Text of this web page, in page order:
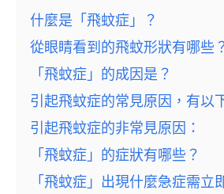
什麼是「飛蚊症」？
從眼睛看到的飛蚊形狀有哪些
「飛蚊症」的成因是？
引起飛蚊症的常見原因，有以
引起飛蚊症的非常見原因：
「飛蚊症」的症狀有哪些？
「飛蚊症」出現什麼急症需立